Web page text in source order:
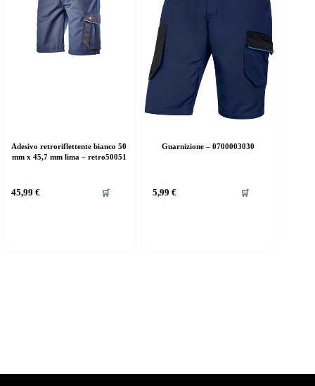
Adesivo retroriflettente bianco 50
mm x 45,7 mm lima – retro50051
45,99 € 🛒
Guarnizione – 0700003030
5,99€ 🛒